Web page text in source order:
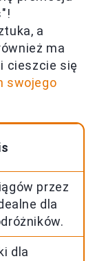
a
ma
cieszcie się
swojego
przez
dla
dla